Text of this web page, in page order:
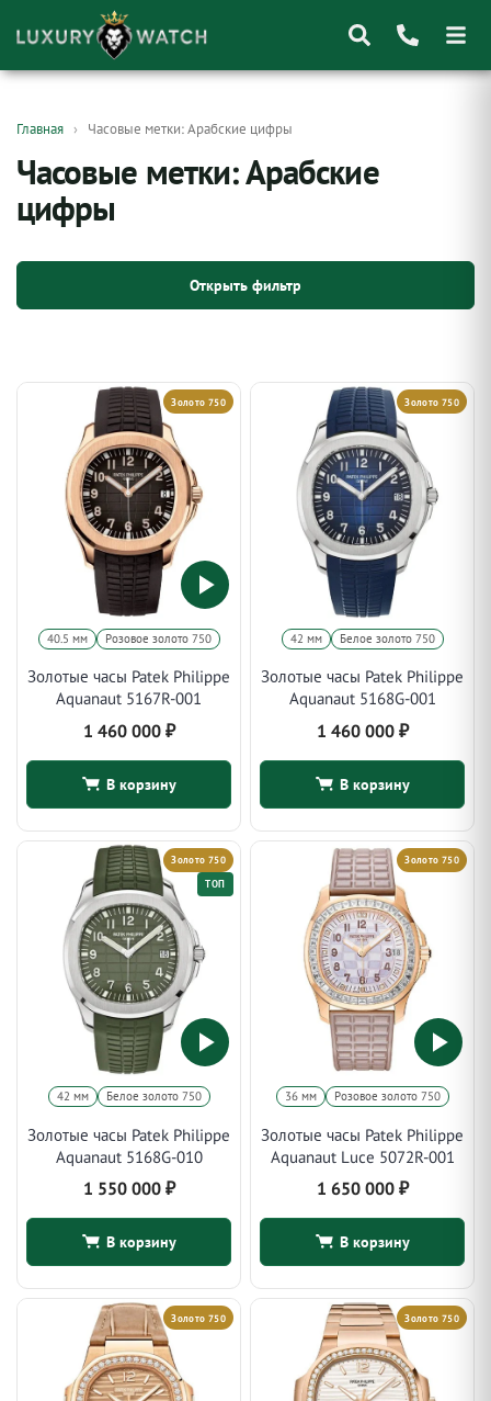
товаров
Главная Часовые метки: Арабские цифры
Часовые метки: Арабские
цифры
Открыть фильтр
Золото 750
40.5 мм Розовое золото 750
Золотые часы Patek Philippe
Aquanaut 5167R-001
1 460 000 ₽
В корзину
Золото 750
42 мм Белое золото 750
Золотые часы Patek Philippe
Aquanaut 5168G-001
1 460 000 ₽
В корзину
Золото 750
ТОП
42 мм Белое золото 750
Золотые часы Patek Philippe
Aquanaut 5168G-010
1 550 000 ₽
В корзину
Золото 750
36 мм Розовое золото 750
Золотые часы Patek Philippe
Aquanaut Luce 5072R-001
1 650 000 ₽
В корзину
Золото 750 Золото 750